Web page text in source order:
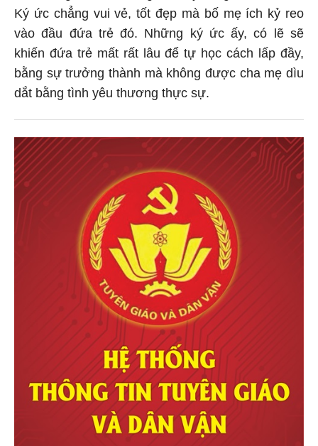
Ký ức chẳng vui vẻ, tốt đẹp mà bố mẹ ích kỷ reo
vào đầu đứa trẻ đó. Những ký ức ấy, có lẽ sẽ
khiến đứa trẻ mất rất lâu để tự học cách lấp đầy,
bằng sự trưởng thành mà không được cha mẹ dìu
dắt bằng tình yêu thương thực sự.